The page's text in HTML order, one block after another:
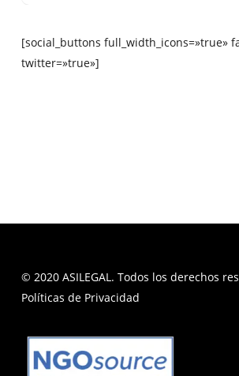
[social_buttons full_width_icons=»true»
twitter=»true»]
© 2020 ASILEGAL. Todos los derechos
Políticas de Privacidad